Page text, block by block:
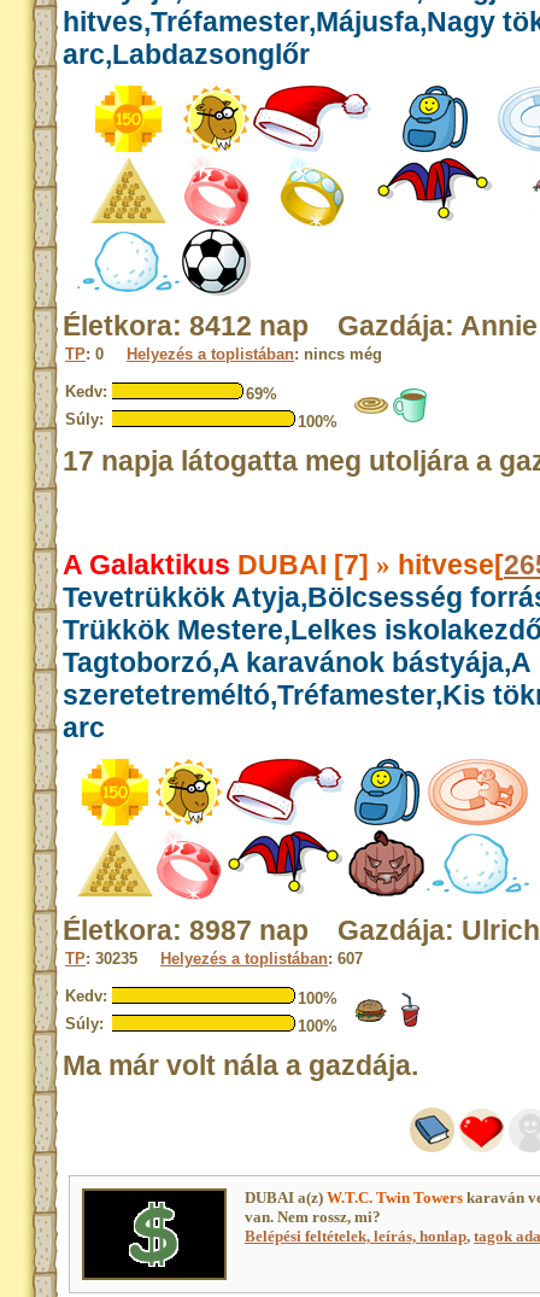
hitves,Tréfamester,Májusfa,Nagy
arc,Labdazsonglőr
Életkora: 8412 nap Gazdája: Annie
TP: 0 Helyezés a toplistában: nincs még
Kedv:
69%
Súly:
100%
17 napja látogatta meg utoljára a
A Galaktikus DUBAI [7] » hitvese[
Tevetrükkök Atyja,Bölcsesség
Trükkök Mestere,Lelkes
Tagtoborzó,A karavánok bástyája,A
szeretetreméltó,Tréfamester,Kis
arc
Életkora: 8987 nap Gazdája:
TP: 30235 Helyezés a toplistában: 607
Kedv:
100%
Súly:
100%
Ma már volt nála a gazdája.
DUBAI a(z) W.T.C. Twin Towers karaván
van. Nem rossz, mi?
Belépési feltételek, leírás, honlap, tagok